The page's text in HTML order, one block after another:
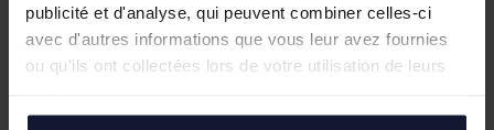
publicité et d'analyse, qui peuvent combiner celles-ci
avec d'autres informations que vous leur avez fournies
ou qu'ils ont collectées lors de votre utilisation de leurs